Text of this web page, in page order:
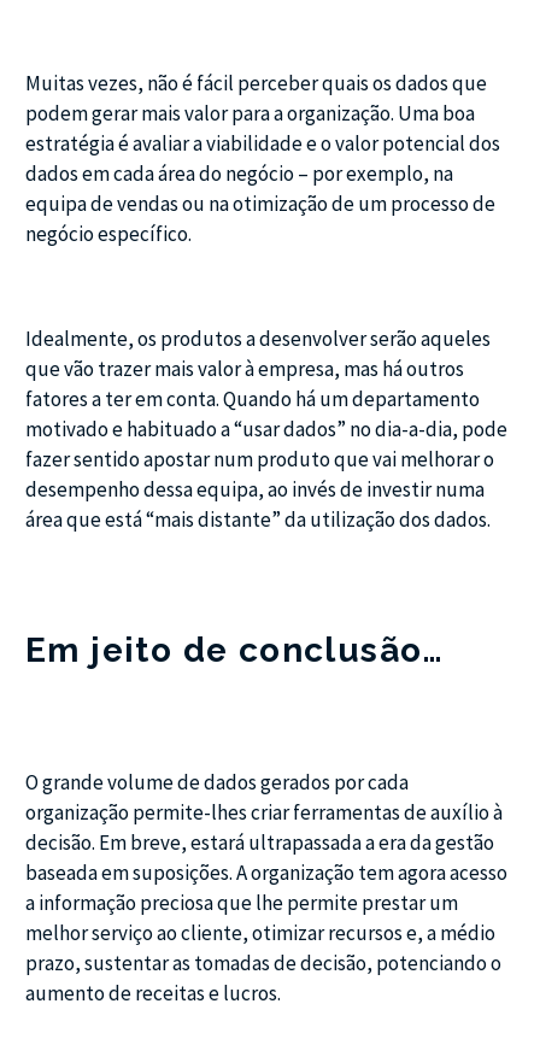
Muitas vezes, não é fácil perceber quais os dados que
podem gerar mais valor para a organização. Uma boa
estratégia é avaliar a viabilidade e o valor potencial dos
dados em cada área do negócio – por exemplo, na
equipa de vendas ou na otimização de um processo de
negócio específico.
Idealmente, os produtos a desenvolver serão aqueles
que vão trazer mais valor à empresa, mas há outros
fatores a ter em conta. Quando há um departamento
motivado e habituado a “usar dados” no dia-a-dia, pode
fazer sentido apostar num produto que vai melhorar o
desempenho dessa equipa, ao invés de investir numa
área que está “mais distante” da utilização dos dados.
Em jeito de conclusão…
O grande volume de dados gerados por cada
organização permite-lhes criar ferramentas de auxílio à
decisão. Em breve, estará ultrapassada a era da gestão
baseada em suposições. A organização tem agora acesso
a informação preciosa que lhe permite prestar um
melhor serviço ao cliente, otimizar recursos e, a médio
prazo, sustentar as tomadas de decisão, potenciando o
aumento de receitas e lucros.